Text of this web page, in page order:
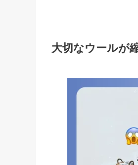
大切なウールが